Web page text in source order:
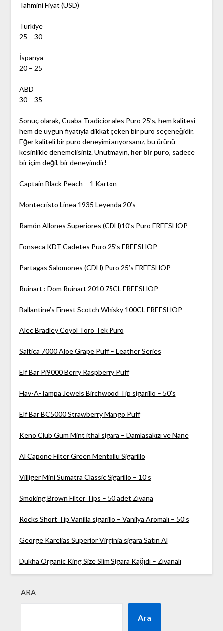
Tahmini Fiyat (USD)
Türkiye
25 – 30
İspanya
20 – 25
ABD
30 – 35
Sonuç olarak, Cuaba Tradicionales Puro 25’s, hem kalitesi
hem de uygun fiyatıyla dikkat çeken bir puro seçeneğidir.
Eğer kaliteli bir puro deneyimi arıyorsanız, bu ürünü
kesinlikle denemelisiniz. Unutmayın, her bir puro, sadece
bir içim değil, bir deneyimdir!
Captain Black Peach – 1 Karton
Montecristo Linea 1935 Leyenda 20’s
Ramón Allones Superiores (CDH)10’s Puro FREESHOP
Fonseca KDT Cadetes Puro 25’s FREESHOP
Partagas Salomones (CDH) Puro 25’s FREESHOP
Ruinart : Dom Ruinart 2010 75CL FREESHOP
Ballantine’s Finest Scotch Whisky 100CL FREESHOP
Alec Bradley Coyol Toro Tek Puro
Saltica 7000 Aloe Grape Puff – Leather Series
Elf Bar Pi9000 Berry Raspberry Puff
Hav-A-Tampa Jewels Birchwood Tip sigarillo – 50’s
Elf Bar BC5000 Strawberry Mango Puff
Keno Club Gum Mint ithal sigara – Damlasakızı ve Nane
Al Capone Filter Green Mentollü Sigarillo
Villiger Mini Sumatra Classic Sigarillo – 10’s
Smoking Brown Filter Tips – 50 adet Zıvana
Rocks Short Tip Vanilla sigarillo – Vanilya Aromalı – 50’s
George Karelias Superior Virginia sigara Satın Al
Dukha Organic King Size Slim Sigara Kağıdı – Zıvanalı
ARA
Ara